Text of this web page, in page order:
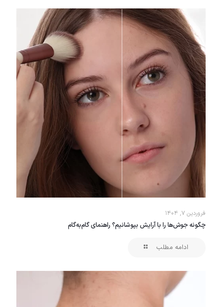
فروردین ۷, ۱۴۰۴
چگونه جوش‌ها را با آرایش بپوشانیم؟ راهنمای گام‌به‌گام
ادامه مطلب